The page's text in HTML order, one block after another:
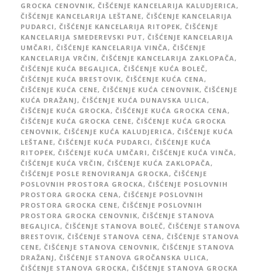
GROCKA CENOVNIK, ČIŠĆENJE KANCELARIJA KALUDJERICA ,
ČIŠĆENJE KANCELARIJA LEŠTANE, ČIŠĆENJE KANCELARIJA
PUDARCI , ČIŠĆENJE KANCELARIJA RITOPEK, ČIŠĆENJE
KANCELARIJA SMEDEREVSKI PUT , ČIŠĆENJE KANCELARIJA
UMČARI , ČIŠĆENJE KANCELARIJA VINČA , ČIŠĆENJE
KANCELARIJA VRČIN , ČIŠĆENJE KANCELARIJA ZAKLOPAČA ,
ČIŠĆENJE KUĆA BEGALJICA , ČIŠĆENJE KUĆA BOLEČ,
ČIŠĆENJE KUĆA BRESTOVIK, ČIŠĆENJE KUĆA CENA ,
ČIŠĆENJE KUĆA CENE, ČIŠĆENJE KUĆA CENOVNIK, ČIŠĆENJE
KUĆA DRAŽANJ , ČIŠĆENJE KUĆA DUNAVSKA ULICA ,
ČIŠĆENJE KUĆA GROCKA , ČIŠĆENJE KUĆA GROCKA CENA ,
ČIŠĆENJE KUĆA GROCKA CENE, ČIŠĆENJE KUĆA GROCKA
CENOVNIK, ČIŠĆENJE KUĆA KALUDJERICA , ČIŠĆENJE KUĆA
LEŠTANE, ČIŠĆENJE KUĆA PUDARCI , ČIŠĆENJE KUĆA
RITOPEK, ČIŠĆENJE KUĆA UMČARI , ČIŠĆENJE KUĆA VINČA ,
ČIŠĆENJE KUĆA VRČIN , ČIŠĆENJE KUĆA ZAKLOPAČA ,
ČIŠĆENJE POSLE RENOVIRANJA GROCKA , ČIŠĆENJE
POSLOVNIH PROSTORA GROCKA , ČIŠĆENJE POSLOVNIH
PROSTORA GROCKA CENA , ČIŠĆENJE POSLOVNIH
PROSTORA GROCKA CENE, ČIŠĆENJE POSLOVNIH
PROSTORA GROCKA CENOVNIK, ČIŠĆENJE STANOVA
BEGALJICA , ČIŠĆENJE STANOVA BOLEČ, ČIŠĆENJE STANOVA
BRESTOVIK, ČIŠĆENJE STANOVA CENA , ČIŠĆENJE STANOVA
CENE, ČIŠĆENJE STANOVA CENOVNIK, ČIŠĆENJE STANOVA
DRAŽANJ , ČIŠĆENJE STANOVA GROČANSKA ULICA ,
ČIŠĆENJE STANOVA GROCKA , ČIŠĆENJE STANOVA GROCKA